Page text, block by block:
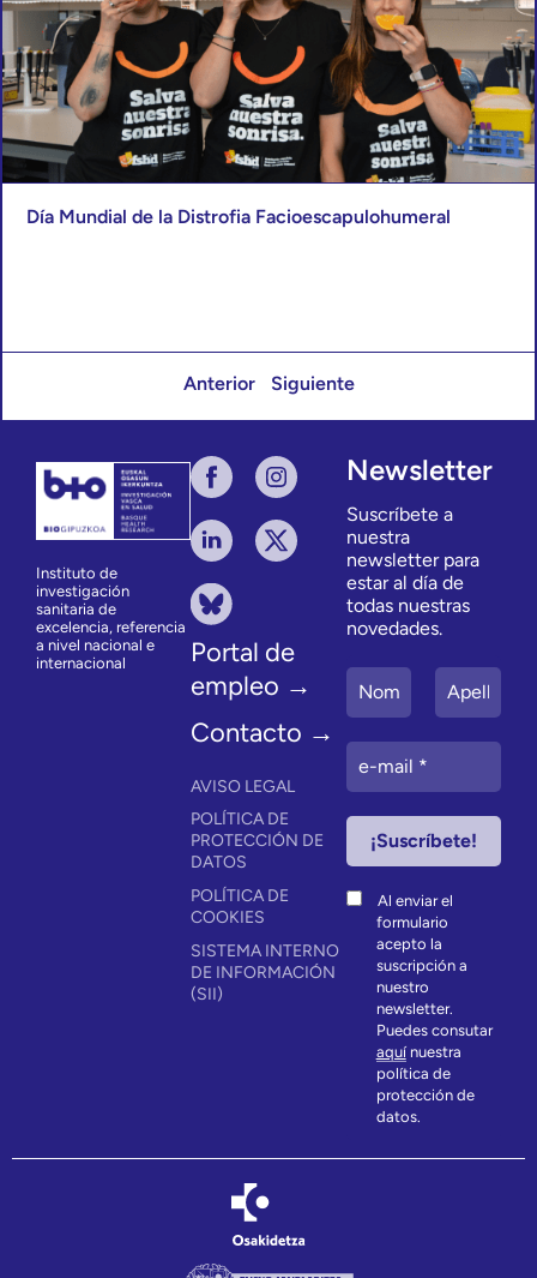
Día Mundial de la Distrofia Facioescapulohumeral
Anterior Siguiente
Instituto de
investigación
sanitaria de
excelencia, referencia
a nivel nacional e
internacional
Portal de
empleo →
Contacto →
AVISO LEGAL
POLÍTICA DE
PROTECCIÓN DE
DATOS
POLÍTICA DE
COOKIES
SISTEMA INTERNO
DE INFORMACIÓN
(SII)
Newsletter
Suscríbete a
nuestra
newsletter para
estar al día de
todas nuestras
novedades.
Al enviar el
formulario
acepto la
suscripción a
nuestro
newsletter.
Puedes consutar
aquínuestra
política de
protección de
datos.